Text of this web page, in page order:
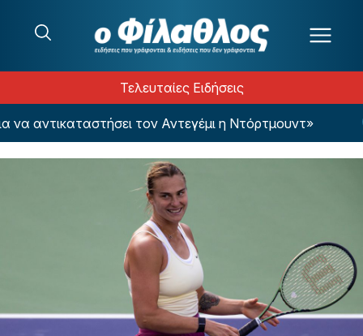
Τελευταίες Ειδήσεις
αντικαταστήσει τον Αντεγέμι η Ντόρτμουντ»